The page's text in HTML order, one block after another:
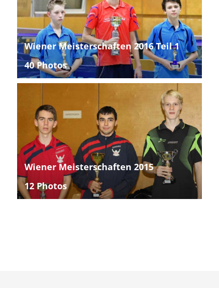
Wiener Meisterschaften 2016 Teil 1
40 Photos
Wiener Meisterschaften 2015
12 Photos